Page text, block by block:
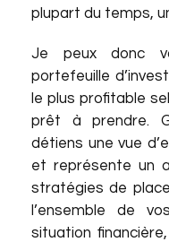
plupart du temps,
Je peux donc
portefeuille
le plus profitable
prêt à prendre.
détiens une vue
et représente un
stratégies de
l’ensemble de
situation